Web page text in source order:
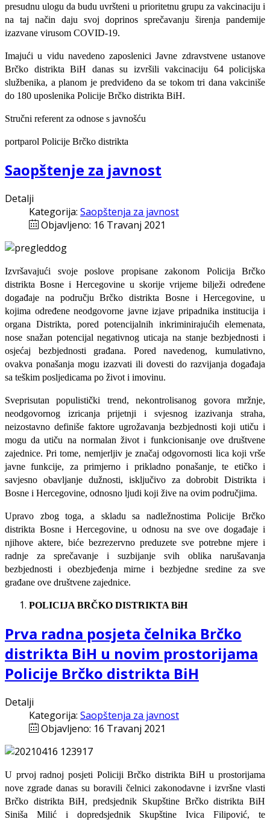
presudnu ulogu da budu uvršteni u prioritetnu grupu za vakcinaciju i
na taj način daju svoj doprinos sprečavanju širenja pandemije
izazvane virusom COVID-19.
Imajući u vidu navedeno zaposlenici Javne zdravstvene ustanove
Brčko distrikta BiH danas su izvršili vakcinaciju 64 policijska
službenika, a planom je predviđeno da se tokom tri dana vakciniše
do 180 uposlenika Policije Brčko distrikta BiH.
Stručni referent za odnose s javnošću
portparol Policije Brčko distrikta
Saopštenje za javnost
Detalji
Kategorija: Saopštenja za javnost
Objavljeno: 16 Travanj 2021
Izvršavajući svoje poslove propisane zakonom Policija Brčko
distrikta Bosne i Hercegovine u skorije vrijeme bilježi određene
događaje na području Brčko distrikta Bosne i Hercegovine, u
kojima određene neodgovorne javne izjave pripadnika institucija i
organa Distrikta, pored potencijalnih inkriminirajućih elemenata,
nose snažan potencijal negativnog uticaja na stanje bezbjednosti i
osjećaj bezbjednosti građana. Pored navedenog, kumulativno,
ovakva ponašanja mogu izazvati ili dovesti do razvijanja događaja
sa teškim posljedicama po život i imovinu.
Sveprisutan populistički trend, nekontrolisanog govora mržnje,
neodgovornog izricanja prijetnji i svjesnog izazivanja straha,
neizostavno definiše faktore ugrožavanja bezbjednosti koji utiču i
mogu da utiču na normalan život i funkcionisanje ove društvene
zajednice. Pri tome, nemjerljiv je značaj odgovornosti lica koji vrše
javne funkcije, za primjerno i prikladno ponašanje, te etičko i
savjesno obavljanje dužnosti, isključivo za dobrobit Distrikta i
Bosne i Hercegovine, odnosno ljudi koji žive na ovim područjima.
Upravo zbog toga, a skladu sa nadležnostima Policije Brčko
distrikta Bosne i Hercegovine, u odnosu na sve ove događaje i
njihove aktere, biće bezrezervno preduzete sve potrebne mjere i
radnje za sprečavanje i suzbijanje svih oblika narušavanja
bezbjednosti i obezbjeđenja mirne i bezbjedne sredine za sve
građane ove društvene zajednice.
POLICIJA BRČKO DISTRIKTA BiH
Prva radna posjeta čelnika Brčko
distrikta BiH u novim prostorijama
Policije Brčko distrikta BiH
Detalji
Kategorija: Saopštenja za javnost
Objavljeno: 16 Travanj 2021
U prvoj radnoj posjeti Policiji Brčko distrikta BiH u prostorijama
nove zgrade danas su boravili čelnici zakonodavne i izvršne vlasti
Brčko distrikta BiH, predsjednik Skupštine Brčko distrikta BiH
Siniša Milić i dopredsjednik Skupštine Ivica Filipović, te